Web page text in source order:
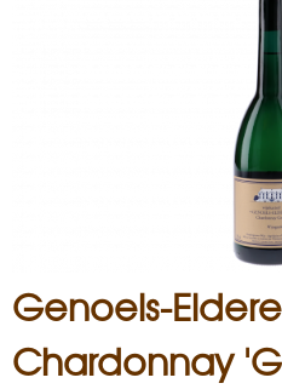
Genoels-
Chardonnay